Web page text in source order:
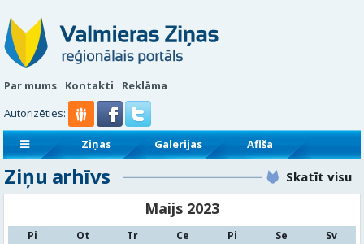
Par mums Kontakti
Reklāma
Autorizēties:
Ziņas Galerijas
Afiša
Sludinājumi
Reklāmraksti
Ziņu arhīvs Skatīt visu
Maijs 2023
Pi Ot Tr Ce Pi Se
Sv